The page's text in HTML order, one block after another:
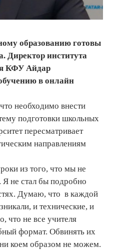
образованию готовы
Директор института
КФУ Айдар
в онлайн
необходимо внести
подготовки школьных
пересматривает
направлениям
из того, что мы не
Я не стал бы подробно
Думаю, что в каждой
и технические, и
что не все учителя
формат. Обвинять их
коем образом не можем.